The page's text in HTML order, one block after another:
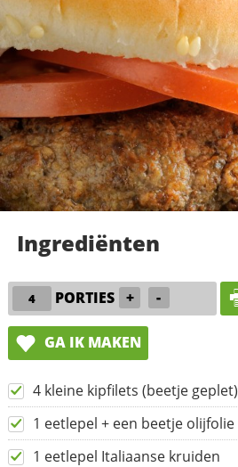
Ingrediënten
PORTIES + -
GA IK MAKEN
4 kleine kipfilets (beetje geplet)
1 eetlepel + een beetje olijfolie
1 eetlepel Italiaanse kruiden